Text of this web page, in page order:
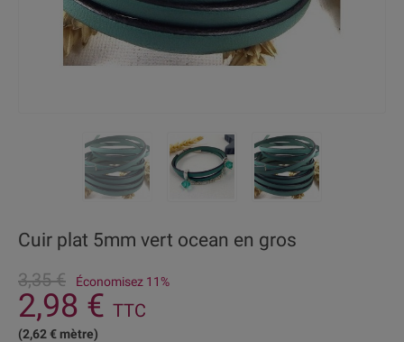
Cuir plat 5mm vert ocean en gros
3,35 €
Économisez 11%
2,98 € TTC
(2,62 € mètre)